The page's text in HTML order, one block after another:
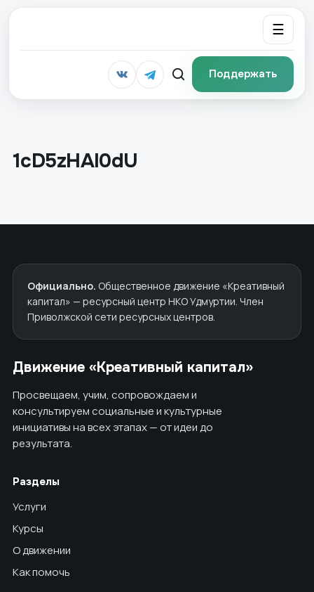
☰
Поддержать
1cD5zHAI0dU
Официально. Общественное движение «Креативный
капитал» — ресурсный центр НКО Удмуртии. Член
Приволжской сети ресурсных центров.
Движение «Креативный капитал»
Просвещаем, учим, сопровождаем и
консультируем социальные и культурные
инициативы на всех этапах — от идеи до
результата.
Разделы
Услуги
Курсы
О движении
Как помочь